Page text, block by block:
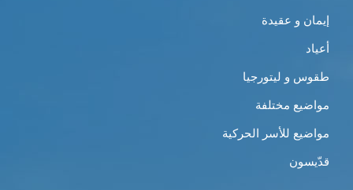
إيمان و عقيدة
أعياد
طقوس و ليتورجيا
مواضيع مختلفة
مواضيع للأسر الحركية
قدّيسون